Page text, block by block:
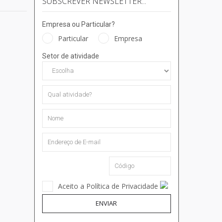
Empresa ou Particular?
Particular Empresa
Setor de atividade
Aceito a Política de Privacidade
ENVIAR